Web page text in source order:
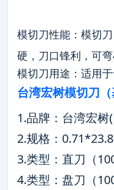
模切刀性能：模切
硬，刀口锋利，可
模切刀用途：适用于
台湾宏树模切刀
1.品牌：台湾宏
2.规格：
3.类型：直
4.类型：盘刀（